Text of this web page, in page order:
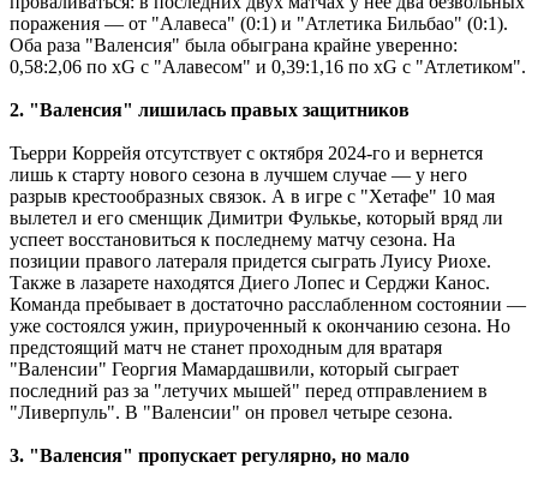
поражения — от "Алавеса" (0:1) и "Атлетика Бильбао" (0:1).
Оба раза "Валенсия" была обыграна крайне уверенно:
0,58:2,06 по xG с "Алавесом" и 0,39:1,16 по xG с "Атлетиком".
2. "Валенсия" лишилась правых защитников
Тьерри Коррейя отсутствует с октября 2024-го и вернется
лишь к старту нового сезона в лучшем случае — у него
разрыв крестообразных связок. А в игре с "Хетафе" 10 мая
вылетел и его сменщик Димитри Фулькье, который вряд ли
успеет восстановиться к последнему матчу сезона. На
позиции правого латераля придется сыграть Луису Риохе.
Также в лазарете находятся Диего Лопес и Серджи Канос.
Команда пребывает в достаточно расслабленном состоянии —
уже состоялся ужин, приуроченный к окончанию сезона. Но
предстоящий матч не станет проходным для вратаря
"Валенсии" Георгия Мамардашвили, который сыграет
последний раз за "летучих мышей" перед отправлением в
"Ливерпуль". В "Валенсии" он провел четыре сезона.
3. "Валенсия" пропускает регулярно, но мало